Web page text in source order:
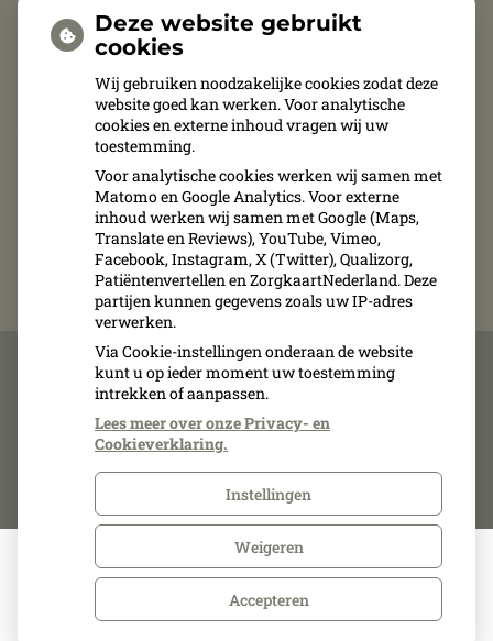
een afspraak zijn wij van maandag t/m
donderdag telefonisch bereikbaar van 8.30 uur
tot 12.00 uur en van 13.30 tot 15.30 uur. Op vrijdag
zijn wij van 8.30 uur tot 11.00 uur telefonisch
bereikbaar.
Afspraken kunnen uitsluitend telefonisch
gemaakt, verplaatst of geannuleerd worden.
Inschrijven
Uw Zorg Online|
Privacy verklaring|Cookie-instellingen|
Deze website gebruikt
cookies
Wij gebruiken noodzakelijke cookies zodat deze
website goed kan werken. Voor analytische
cookies en externe inhoud vragen wij uw
toestemming.
Voor analytische cookies werken wij samen met
Matomo en Google Analytics. Voor externe
inhoud werken wij samen met Google (Maps,
Translate en Reviews), YouTube, Vimeo,
Facebook, Instagram, X (Twitter), Qualizorg,
Patiëntenvertellen en ZorgkaartNederland. Deze
partijen kunnen gegevens zoals uw IP-adres
verwerken.
Via Cookie-instellingen onderaan de website
kunt u op ieder moment uw toestemming
intrekken of aanpassen.
Lees meer over onze Privacy- en
Cookieverklaring.
Instellingen
Weigeren
Accepteren